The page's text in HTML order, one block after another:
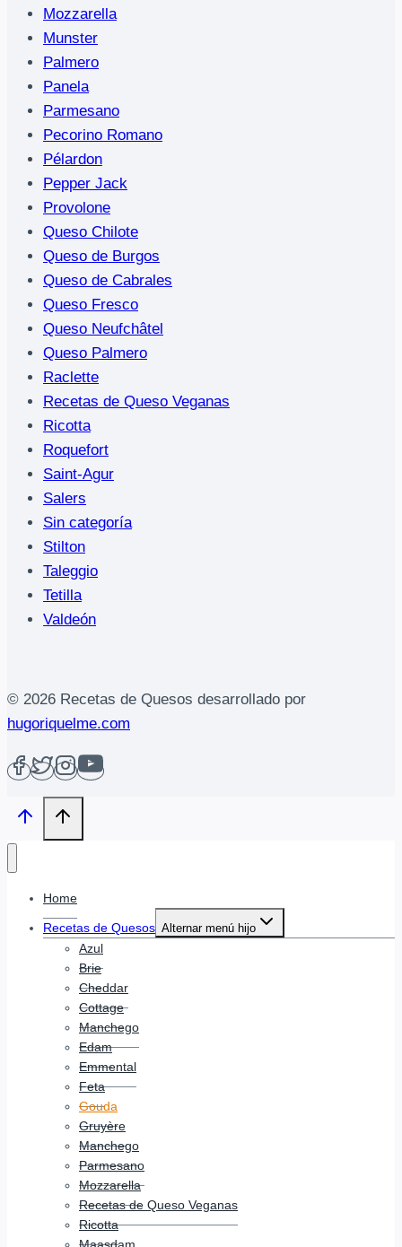
Mozzarella
Munster
Palmero
Panela
Parmesano
Pecorino Romano
Pélardon
Pepper Jack
Provolone
Queso Chilote
Queso de Burgos
Queso de Cabrales
Queso Fresco
Queso Neufchâtel
Queso Palmero
Raclette
Recetas de Queso Veganas
Ricotta
Roquefort
Saint-Agur
Salers
Sin categoría
Stilton
Taleggio
Tetilla
Valdeón
© 2026 Recetas de Quesos desarrollado por
hugoriquelme.com
Home
Recetas de Quesos Alternar menú hijo
Azul
Brie
Cheddar
Cottage
Manchego
Edam
Emmental
Feta
Gouda
Gruyère
Manchego
Parmesano
Mozzarella
Recetas de Queso Veganas
Ricotta